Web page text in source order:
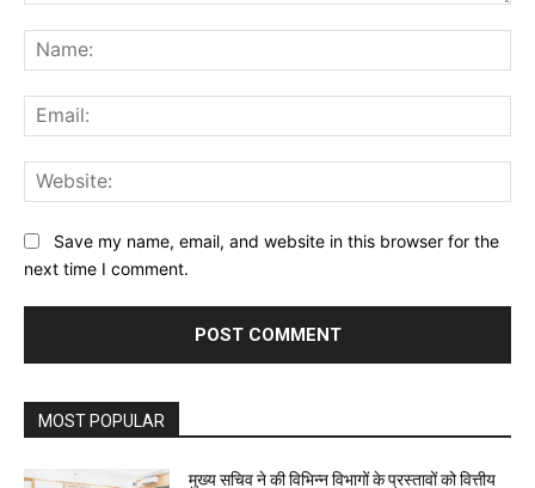
Save my name, email, and website in this browser for the
next time I comment.
MOST POPULAR
मुख्य सचिव ने की विभिन्न विभागों के प्रस्तावों को वित्तीय